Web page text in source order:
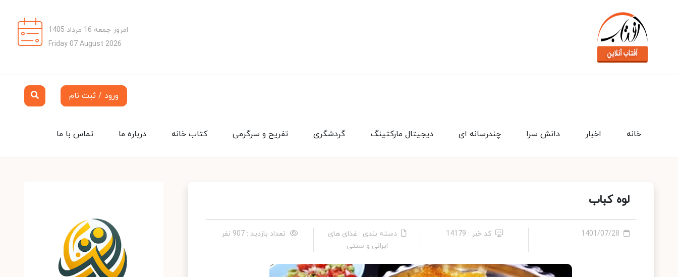
امروز جمعه 16 مرداد 1405
Friday 07 August 2026
ورود / ثبت نام
تماس با ما درباره ما کتاب خانه تفریح و سرگرمی گردشگری دیجیتال مارکتینگ چندرسانه ای دانش سرا اخبار خانه
لوه کباب
1401/07/28 کد خبر : 14179
دسته بندی : غذای های
ایرانی و سنتی
تعداد بازدید : 907 نفر